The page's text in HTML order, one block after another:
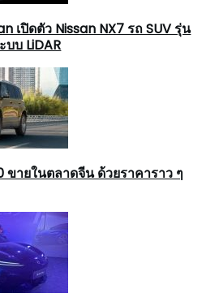
เปิดตัว Nissan NX7 รถ SUV รุ่น
บ LiDAR
ขายในตลาดจีน ด้วยราคาราว ๆ